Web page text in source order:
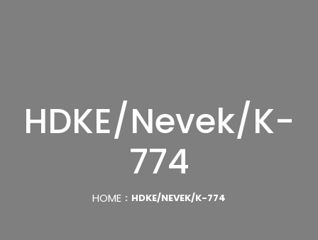
HDKE/Nevek/K-
774
HOME HDKE/NEVEK/K-774